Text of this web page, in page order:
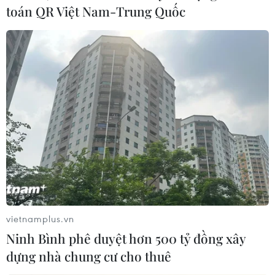
Làn sóng tấn công mạng nhằm vào
các quỹ đầu cơ lớn của Mỹ
06/08/2026 06:47
Meta tung công cụ AI lập trình tự
động cho nhà phát triển
06/08/2026 06:40
Doanh thu AI của Microsoft phụ
thuộc phần lớn vào đối tác OpenAI
06/08/2026 06:31
toán QR Việt Nam-Trung Quốc
vietnamplus.vn
Ninh Bình phê duyệt hơn 500 tỷ đồng xây
dựng nhà chung cư cho thuê